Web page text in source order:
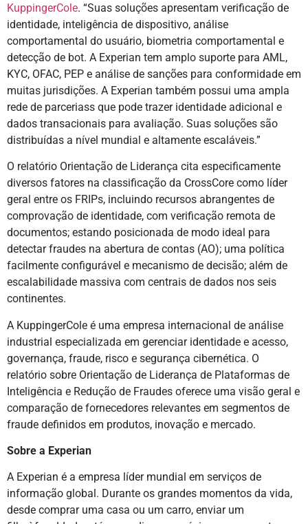
KuppingerCole. “Suas soluções apresentam verificação de
identidade, inteligência de dispositivo, análise
comportamental do usuário, biometria comportamental e
detecção de bot. A Experian tem amplo suporte para AML,
KYC, OFAC, PEP e análise de sanções para conformidade em
muitas jurisdições. A Experian também possui uma ampla
rede de parceriass que pode trazer identidade adicional e
dados transacionais para avaliação. Suas soluções são
distribuídas a nível mundial e altamente escaláveis.”
O relatório Orientação de Liderança cita especificamente
diversos fatores na classificação da CrossCore como líder
geral entre os FRIPs, incluindo recursos abrangentes de
comprovação de identidade, com verificação remota de
documentos; estando posicionada de modo ideal para
detectar fraudes na abertura de contas (AO); uma política
facilmente configurável e mecanismo de decisão; além de
escalabilidade massiva com centrais de dados nos seis
continentes.
A KuppingerCole é uma empresa internacional de análise
industrial especializada em gerenciar identidade e acesso,
governança, fraude, risco e segurança cibernética. O
relatório sobre Orientação de Liderança de Plataformas de
Inteligência e Redução de Fraudes oferece uma visão geral e
comparação de fornecedores relevantes em segmentos de
fraude definidos em produtos, inovação e mercado.
Sobre a Experian
A Experian é a empresa líder mundial em serviços de
informação global. Durante os grandes momentos da vida,
desde comprar uma casa ou um carro, enviar um